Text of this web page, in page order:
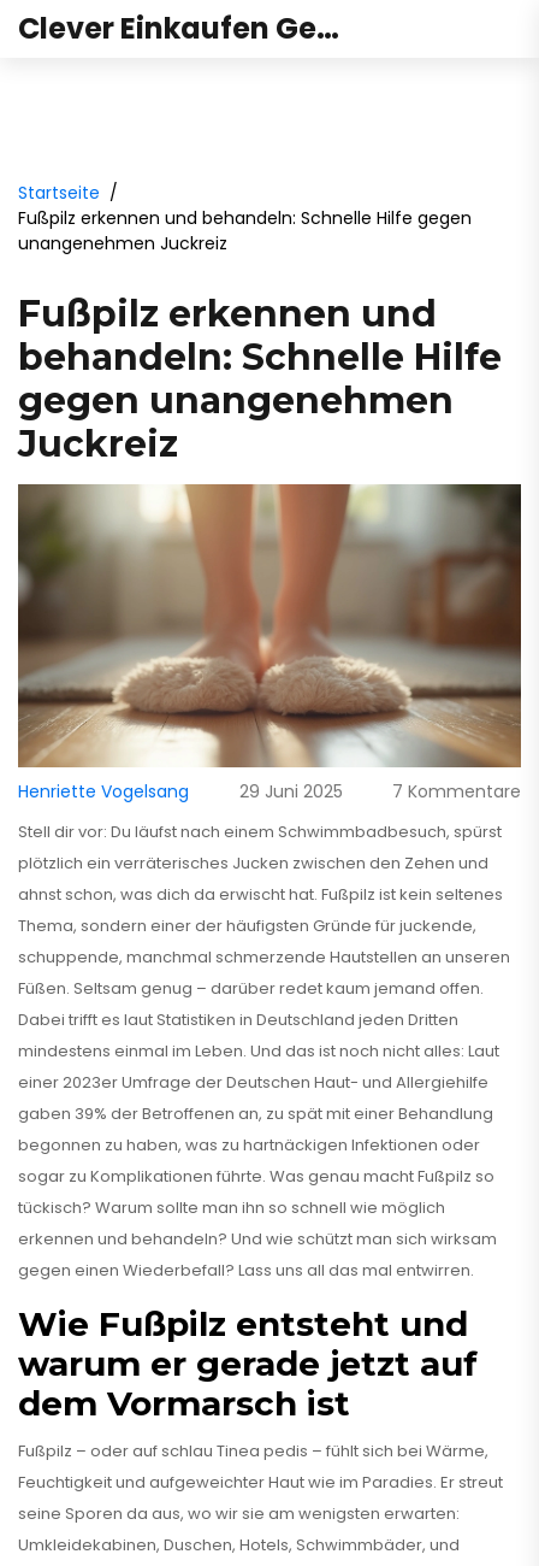
Clever Einkaufen Gesundheit
Startseite
Fußpilz erkennen und behandeln: Schnelle Hilfe gegen
unangenehmen Juckreiz
Fußpilz erkennen und
behandeln: Schnelle Hilfe
gegen unangenehmen
Juckreiz
Henriette Vogelsang 29 Juni 2025 7 Kommentare
Stell dir vor: Du läufst nach einem Schwimmbadbesuch, spürst
plötzlich ein verräterisches Jucken zwischen den Zehen und
ahnst schon, was dich da erwischt hat. Fußpilz ist kein seltenes
Thema, sondern einer der häufigsten Gründe für juckende,
schuppende, manchmal schmerzende Hautstellen an unseren
Füßen. Seltsam genug – darüber redet kaum jemand offen.
Dabei trifft es laut Statistiken in Deutschland jeden Dritten
mindestens einmal im Leben. Und das ist noch nicht alles: Laut
einer 2023er Umfrage der Deutschen Haut- und Allergiehilfe
gaben 39% der Betroffenen an, zu spät mit einer Behandlung
begonnen zu haben, was zu hartnäckigen Infektionen oder
sogar zu Komplikationen führte. Was genau macht Fußpilz so
tückisch? Warum sollte man ihn so schnell wie möglich
erkennen und behandeln? Und wie schützt man sich wirksam
gegen einen Wiederbefall? Lass uns all das mal entwirren.
Wie Fußpilz entsteht und
warum er gerade jetzt auf
dem Vormarsch ist
Fußpilz – oder auf schlau Tinea pedis – fühlt sich bei Wärme,
Feuchtigkeit und aufgeweichter Haut wie im Paradies. Er streut
seine Sporen da aus, wo wir sie am wenigsten erwarten:
Umkleidekabinen, Duschen, Hotels, Schwimmbäder, und